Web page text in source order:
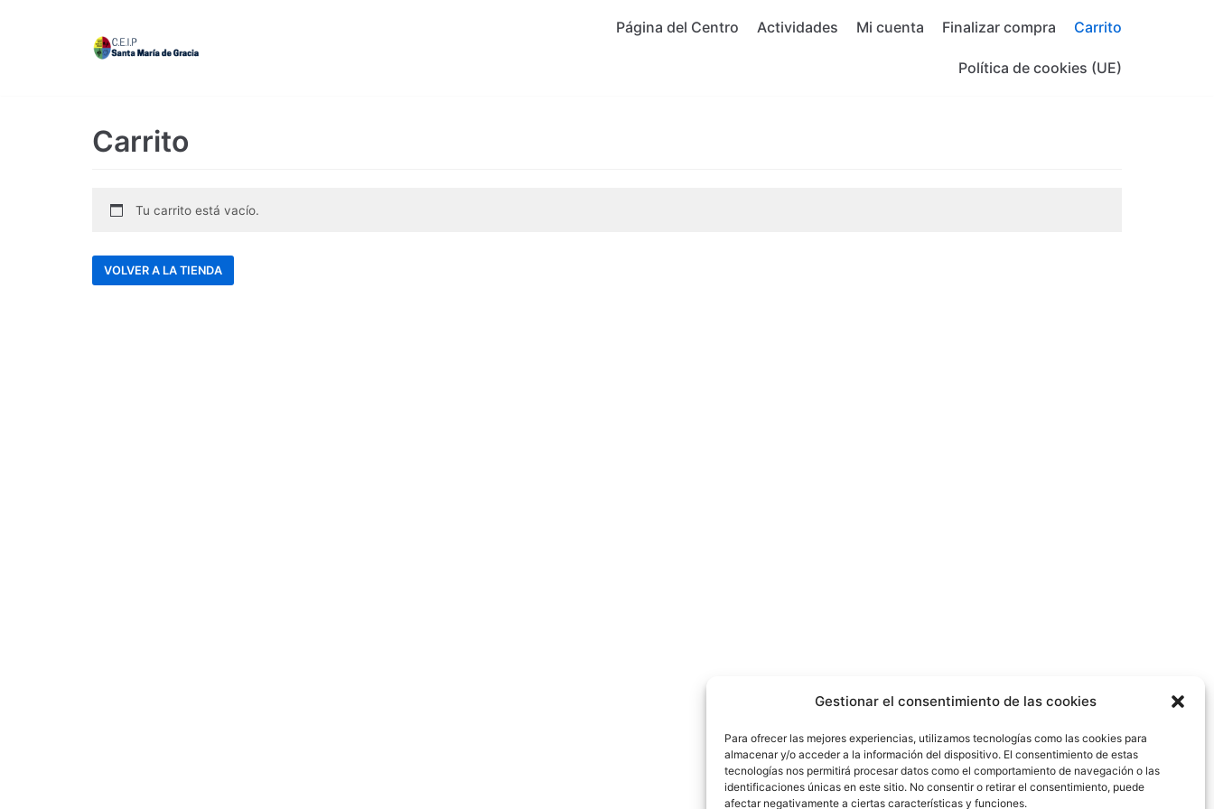
Gestionar el consentimiento de las cookies
Para ofrecer las mejores experiencias, utilizamos tecnologías como las cookies para
almacenar y/o acceder a la información del dispositivo. El consentimiento de estas
tecnologías nos permitirá procesar datos como el comportamiento de navegación o las
identificaciones únicas en este sitio. No consentir o retirar el consentimiento, puede
afectar negativamente a ciertas características y funciones.
Página del Centro Actividades Mi cuenta Finalizar compra Carrito
Política de cookies (UE)
Carrito
Tu carrito está vacío.
VOLVER A LA TIENDA